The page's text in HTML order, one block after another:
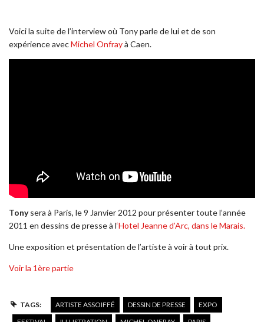
Voici la suite de l’interview où Tony parle de lui et de son
expérience avecMichel Onfrayà Caen.
Tonysera à Paris, le 9 Janvier 2012 pour présenter toute l’année
2011 en dessins de presse à l‘Hotel Jeanne d’Arc, dans le Marais.
Une exposition et présentation de l’artiste à voir à tout prix.
Voir la 1ère partie
TAGS: ARTISTE ASSOIFFÉ DESSIN DE PRESSE
EXPO